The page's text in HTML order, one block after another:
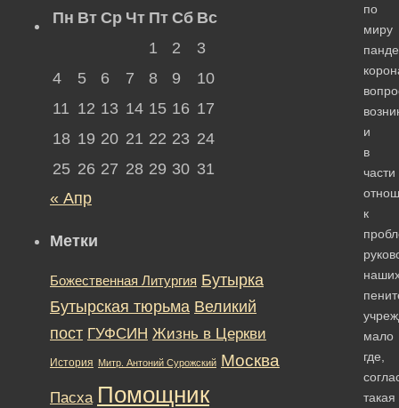
по
миру
и
в
части
к
мало
где,
такая
Пн Вт Ср Чт Пт Сб Вс
1
2
3
4
5 6 7 8 9
10
11 12 13 14 15 16 17
18 19 20 21 22 23 24
25 26 27 28 29 30 31
« Апр
Метки
Божественная Литургия Бутырка
Бутырская тюрьма Великий
пост ГУФСИН Жизнь в Церкви
История Митр. Антоний Сурожский Москва
Пасха Помощник